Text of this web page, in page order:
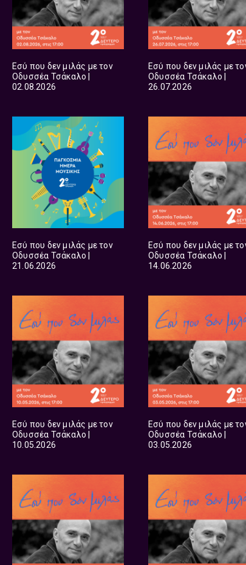
Εσύ που δεν μιλάς με τον
Οδυσσέα Τσάκαλο |
02.08.2026
Εσύ που δεν μιλάς με
Οδυσσέα Τσάκαλο |
26.07.2026
Εσύ που δεν μιλάς με τον
Οδυσσέα Τσάκαλο |
21.06.2026
Εσύ που δεν μιλάς με
Οδυσσέα Τσάκαλο |
14.06.2026
Εσύ που δεν μιλάς με τον
Οδυσσέα Τσάκαλο |
10.05.2026
Εσύ που δεν μιλάς με
Οδυσσέα Τσάκαλο |
03.05.2026